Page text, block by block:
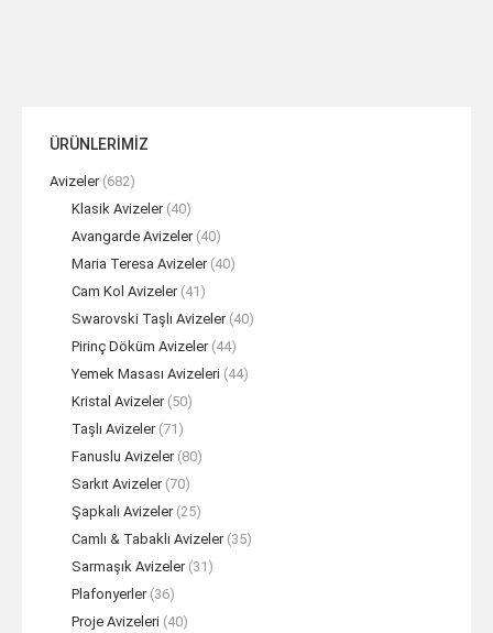
ÜRÜNLERİMİZ
Avizeler (682)
Klasik Avizeler (40)
Avangarde Avizeler (40)
Maria Teresa Avizeler (40)
Cam Kol Avizeler (41)
Swarovski Taşlı Avizeler (40)
Pirinç Döküm Avizeler (44)
Yemek Masası Avizeleri (44)
Kristal Avizeler (50)
Taşlı Avizeler (71)
Fanuslu Avizeler (80)
Sarkıt Avizeler (70)
Şapkalı Avizeler (25)
Camlı & Tabaklı Avizeler (35)
Sarmaşık Avizeler (31)
Plafonyerler (36)
Proje Avizeleri (40)